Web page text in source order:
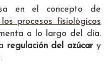
en el concepto de
procesos fisiológicos
a lo largo del día.
regulación del azúcary